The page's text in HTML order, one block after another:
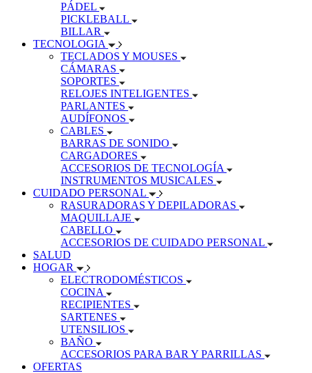
PÁDEL
PICKLEBALL
BILLAR
TECNOLOGIA
TECLADOS Y MOUSES
CÁMARAS
SOPORTES
RELOJES INTELIGENTES
PARLANTES
AUDÍFONOS
CABLES
BARRAS DE SONIDO
CARGADORES
ACCESORIOS DE TECNOLOGÍA
INSTRUMENTOS MUSICALES
CUIDADO PERSONAL
RASURADORAS Y DEPILADORAS
MAQUILLAJE
CABELLO
ACCESORIOS DE CUIDADO PERSONAL
SALUD
HOGAR
ELECTRODOMÉSTICOS
COCINA
RECIPIENTES
SARTENES
UTENSILIOS
BAÑO
ACCESORIOS PARA BAR Y PARRILLAS
OFERTAS